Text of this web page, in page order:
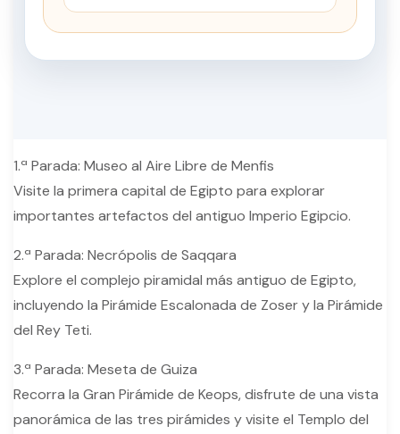
1.ª Parada: Museo al Aire Libre de Menfis
Visite la primera capital de Egipto para explorar
importantes artefactos del antiguo Imperio Egipcio.
2.ª Parada: Necrópolis de Saqqara
Explore el complejo piramidal más antiguo de Egipto,
incluyendo la Pirámide Escalonada de Zoser y la Pirámide
del Rey Teti.
3.ª Parada: Meseta de Guiza
Recorra la Gran Pirámide de Keops, disfrute de una vista
panorámica de las tres pirámides y visite el Templo del